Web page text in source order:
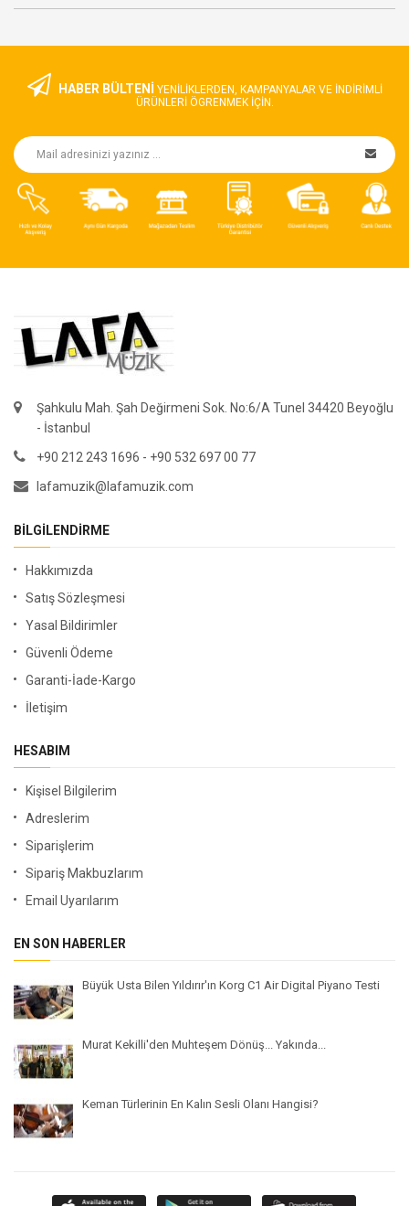
HABER BÜLTENİ YENILIKLERDEN, KAMPANYALAR VE INDIRIMLI
ÜRÜNLERI ÖGRENMEK IÇIN.
Şahkulu Mah. Şah Değirmeni Sok. No:6/A Tunel 34420 Beyoğlu
- İstanbul
+90 212 243 1696 - +90 532 697 00 77
lafamuzik@lafamuzik.com
BILGILENDIRME
Hakkımızda
Satış Sözleşmesi
Yasal Bildirimler
Güvenli Ödeme
Garanti-İade-Kargo
İletişim
HESABIM
Kişisel Bilgilerim
Adreslerim
Siparişlerim
Sipariş Makbuzlarım
Email Uyarılarım
EN SON HABERLER
Büyük Usta Bilen Yıldırır'ın Korg C1 Air Digital Piyano Testi
Murat Kekilli'den Muhteşem Dönüş... Yakında...
Keman Türlerinin En Kalın Sesli Olanı Hangisi?